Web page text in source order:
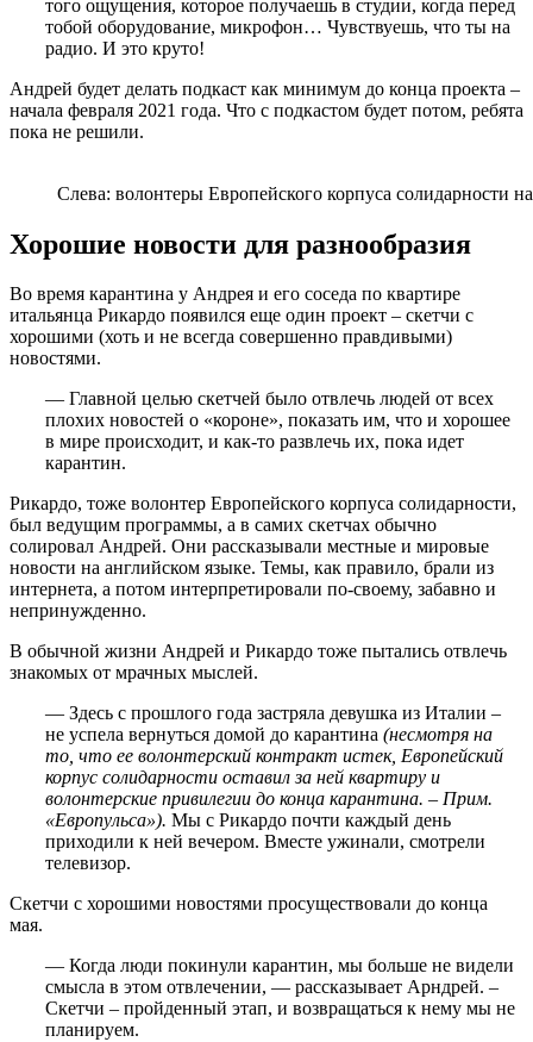
того ощущения, которое получаешь в студии, когда перед
тобой оборудование, микрофон… Чувствуешь, что ты на
радио. И это круто!
Андрей будет делать подкаст как минимум до конца проекта –
начала февраля 2021 года. Что с подкастом будет потом, ребята
пока не решили.
Слева: волонтеры Европейского корпуса
Хорошие новости для разнообразия
Во время карантина у Андрея и его соседа по квартире
итальянца Рикардо появился еще один проект – скетчи с
хорошими (хоть и не всегда совершенно правдивыми)
новостями.
— Главной целью скетчей было отвлечь людей от всех
плохих новостей о «короне», показать им, что и хорошее
в мире происходит, и как-то развлечь их, пока идет
карантин.
Рикардо, тоже волонтер Европейского корпуса солидарности,
был ведущим программы, а в самих скетчах обычно
солировал Андрей. Они рассказывали местные и мировые
новости на английском языке. Темы, как правило, брали из
интернета, а потом интерпретировали по-своему, забавно и
непринужденно.
В обычной жизни Андрей и Рикардо тоже пытались отвлечь
знакомых от мрачных мыслей.
— Здесь с прошлого года застряла девушка из Италии –
не успела вернуться домой до карантина (несмотря на
то, что ее волонтерский контракт истек, Европейский
корпус солидарности оставил за ней квартиру и
волонтерские привилегии до конца карантина. – Прим.
«Европульса»). Мы с Рикардо почти каждый день
приходили к ней вечером. Вместе ужинали, смотрели
телевизор.
Скетчи с хорошими новостями просуществовали до конца
мая.
— Когда люди покинули карантин, мы больше не видели
смысла в этом отвлечении, — рассказывает Арндрей. –
Скетчи – пройденный этап, и возвращаться к нему мы не
планируем.